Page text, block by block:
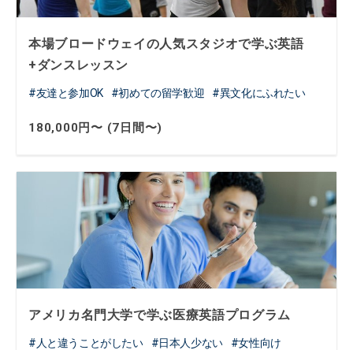
本場ブロードウェイの人気スタジオで学ぶ英語
+ダンスレッスン
友達と参加OK 初めての留学歓迎 異文化にふれたい
180,000円〜 (7日間〜)
アメリカ名門大学で学ぶ医療英語プログラム
人と違うことがしたい 日本人少ない 女性向け